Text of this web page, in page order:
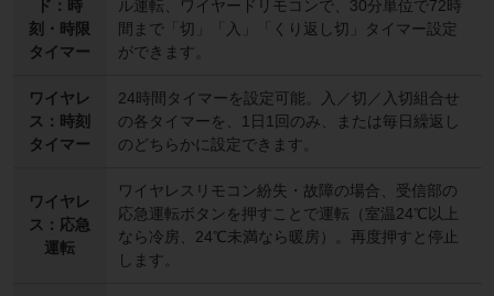
ド：時
刻・時限
タイマー
ル運転、ワイヤードリモコンで、30分単位で72時
間まで「切」「入」「くり返し切」タイマー設定
ができます。
ワイヤレ
ス：時刻
タイマー
24時間タイマーを設定可能。入／切／入切組合せ
の各タイマーを、1日1回のみ、または毎日繰返し
のどちらかに設定できます。
ワイヤレ
ス：応急
運転
ワイヤレスリモコン紛失・故障の場合、受信部の
応急運転ボタンを押すことで運転（室温24℃以上
なら冷房、24℃未満なら暖房）。再度押すと停止
します。